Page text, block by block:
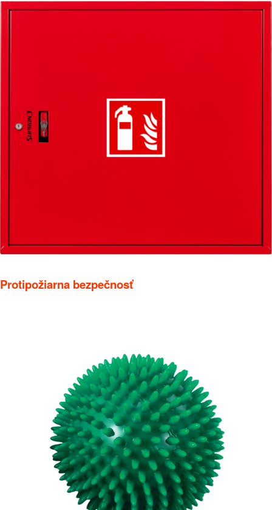
Protipožiarna bezpečnosť